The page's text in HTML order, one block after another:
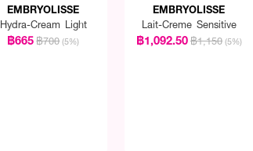
EMBRYOLISSE
Hydra-Cream Light
฿665฿700 (5%)
EMBRYOLISSE
Lait-Creme Sensitive
฿1,092.50฿1,150 (5%)